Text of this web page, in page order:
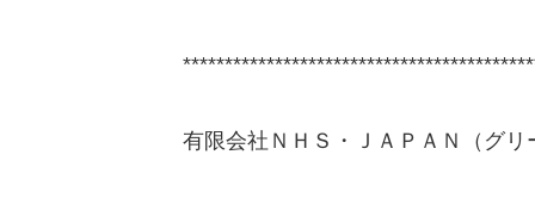
有限会社ＮＨＳ・ＪＡＰＡＮ（グリ